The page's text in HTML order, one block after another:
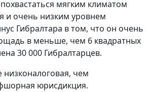
мягким климатом
и очень низким уровнем
Гибралтара в том, что он очень
в меньше, чем 6 квадратных
30 000 Гибралтарцев.
низконалоговая, чем
юрисдикция.